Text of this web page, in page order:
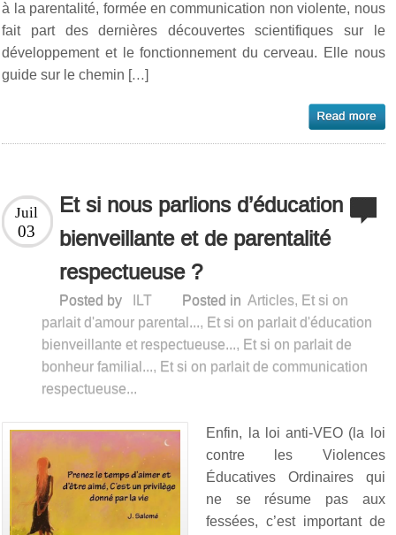
à la parentalité, formée en communication non violente, nous
fait part des dernières découvertes scientifiques sur le
développement et le fonctionnement du cerveau. Elle nous
guide sur le chemin […]
Et si nous parlions d’éducation
bienveillante et de parentalité
respectueuse ?
Juil
03
Posted by ILT Posted in Articles, Et si on
parlait d'amour parental..., Et si on parlait d'éducation
bienveillante et respectueuse..., Et si on parlait de
bonheur familial..., Et si on parlait de communication
respectueuse...
Enfin, la loi anti-VEO (la loi
contre les Violences
Éducatives Ordinaires qui
ne se résume pas aux
fessées, c’est important de